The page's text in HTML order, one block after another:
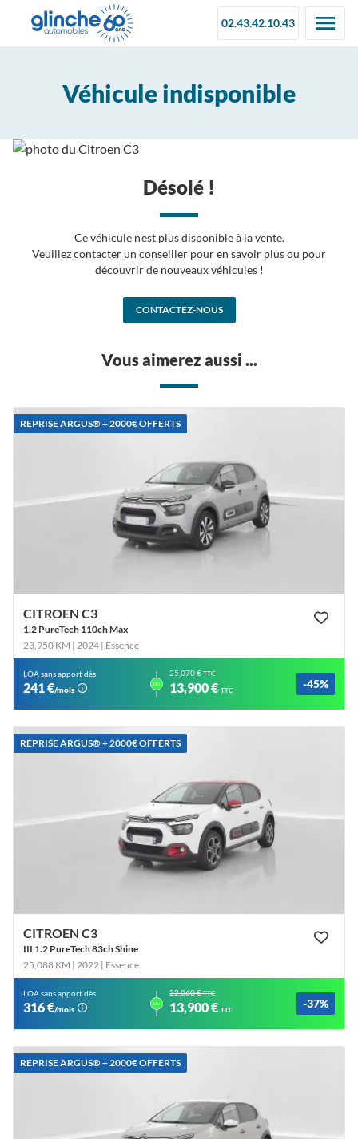
02.43.42.10.43
Véhicule indisponible
Désolé !
Ce véhicule n'est plus disponible à la vente.
Veuillez contacter un conseiller pour en savoir plus ou pour
découvrir de nouveaux véhicules !
CONTACTEZ-NOUS
Vous aimerez aussi ...
REPRISE ARGUS®️ + 2000€ OFFERTS
CITROEN C3
1.2 PureTech 110ch Max
23,950 KM | 2024 | Essence
LOA sans apport dès
241 €/mois
ou
25,070 €TTC
13,900 € TTC -45%
REPRISE ARGUS®️ + 2000€ OFFERTS
CITROEN C3
III 1.2 PureTech 83ch Shine
25,088 KM | 2022 | Essence
LOA sans apport dès
316 €/mois
ou
22,060 €TTC
13,900 € TTC -37%
REPRISE ARGUS®️ + 2000€ OFFERTS